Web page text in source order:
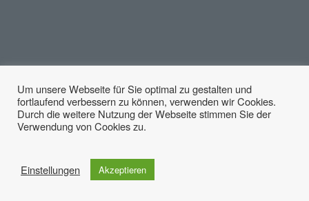
Diese Seite verwendet Cookies. Mit der Weiternutzung der Seite,
stimmst du die Verwendung von Cookies zu.
Verberge nur die Benachrichtigung
Um unsere Webseite für Sie optimal zu gestalten und
fortlaufend verbessern zu können, verwenden wir Cookies.
Durch die weitere Nutzung der Webseite stimmen Sie der
Verwendung von Cookies zu.
Einstellungen Akzeptieren